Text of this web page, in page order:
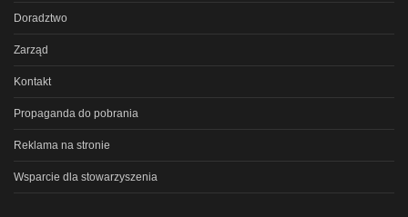
Doradztwo
Zarząd
Kontakt
Propaganda do pobrania
Reklama na stronie
Wsparcie dla stowarzyszenia